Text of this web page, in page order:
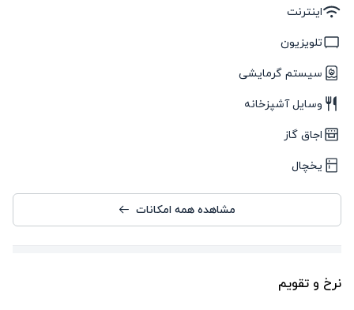
اینترنت
تلویزیون
سیستم گرمایشی
وسایل آشپزخانه
اجاق گاز
یخچال
مشاهده همه امکانات
نرخ و تقویم